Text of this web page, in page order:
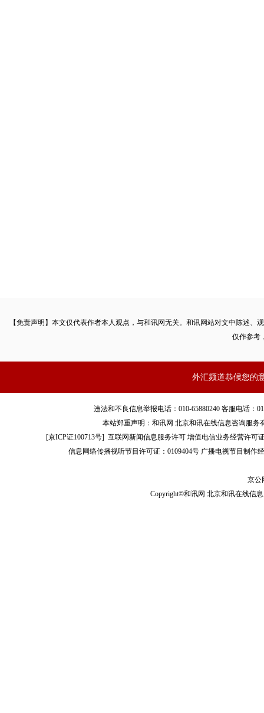
【免责声明】本文仅代表作者本人观点，与和讯网无关。和讯网站对文中陈述
仅作参考
外汇频道恭候您的
违法和不良信息举报电话：010-65880240 客服电话：
本站郑重声明：和讯网 北京和讯在线信息咨询服
[京ICP证100713号]互联网新闻信息服务许可 增值电信业务经营许可
信息网络传播视听节目许可证：0109404号 广播电视节目制作
京公
Copyright©和讯网 北京和讯在线信